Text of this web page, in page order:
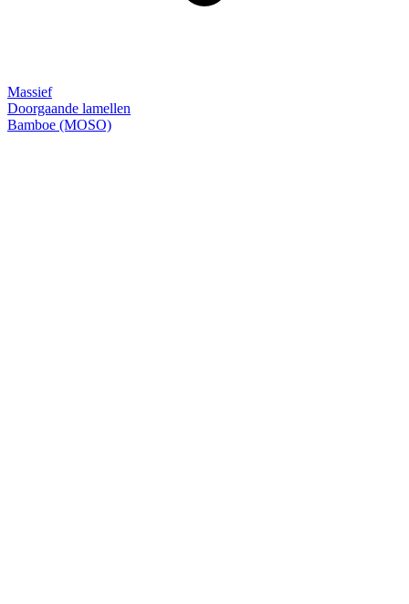
Massief
Doorgaande lamellen
Bamboe (MOSO)